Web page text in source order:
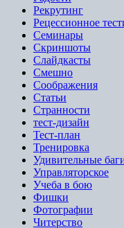
Рекрутинг
Рецессионное
Семинары
Скриншоты
Слайдкасты
Смешно
Соображения
Статьи
Странности
тест-дизайн
Тест-план
Тренировка
Удивительные
Управляторское
Учеба в бою
Фишки
Фотографии
Читерство